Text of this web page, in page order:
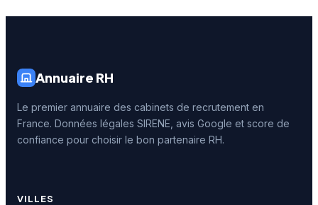
Annuaire RH
Le premier annuaire des cabinets de recrutement en
France. Données légales SIRENE, avis Google et score de
confiance pour choisir le bon partenaire RH.
VILLES